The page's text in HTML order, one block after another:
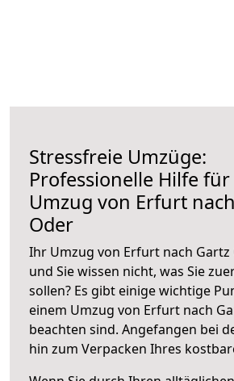
Stressfreie Umzüge:
Professionelle Hilfe
Umzug von Erfurt
Oder
Ihr Umzug von Erfurt nach
und Sie wissen nicht, was Sie
sollen? Es gibt einige wichtige
einem Umzug von Erfurt nach
beachten sind. Angefangen bei
hin zum Verpacken Ihres